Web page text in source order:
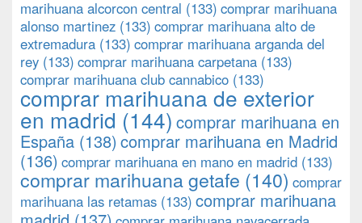
marihuana alcorcon central (133) comprar marihuana
alonso martinez (133) comprar marihuana alto de
extremadura (133) comprar marihuana arganda del
rey (133) comprar marihuana carpetana (133)
comprar marihuana club cannabico (133)
comprar marihuana de exterior
en madrid (144) comprar marihuana en
España (138) comprar marihuana en Madrid
(136) comprar marihuana en mano en madrid (133)
comprar marihuana getafe (140) comprar
marihuana las retamas (133) comprar marihuana